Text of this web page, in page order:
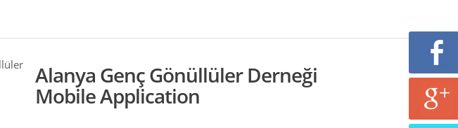
Alanya Genç Gönüllüler Derneği
Mobile Application